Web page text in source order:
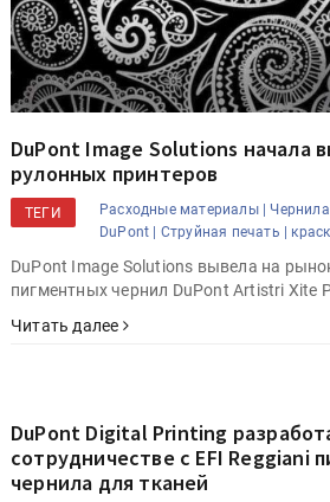
DuPont Image Solutions начала
рулонных принтеров
ТЕГИ Расходные материалы | Чернила |
DuPont |
Струйная печать |
DuPont Image Solutions вывела на
пигментных чернил DuPont Artistri Xite
Читать далее
DuPont Digital Printing
сотрудничестве с EFI Reggiani
чернила для тканей